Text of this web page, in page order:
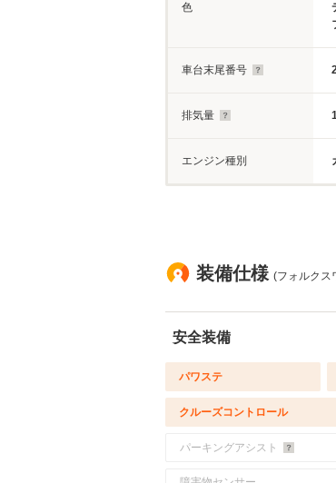
色
車台末尾番号
排気量
エンジン種別
装備仕様 (フォルクス
安全装備
パワステ
クルーズコントロール
パーキングアシスト